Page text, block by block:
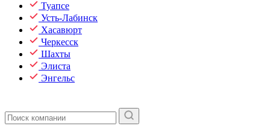
Туапсе
Усть-Лабинск
Хасавюрт
Черкесск
Шахты
Элиста
Энгельс